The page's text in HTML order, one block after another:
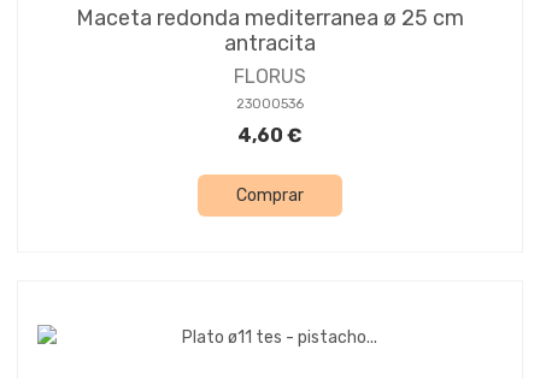
Maceta redonda mediterranea ø 25 cm
antracita
FLORUS
23000536
4,60 €
Comprar